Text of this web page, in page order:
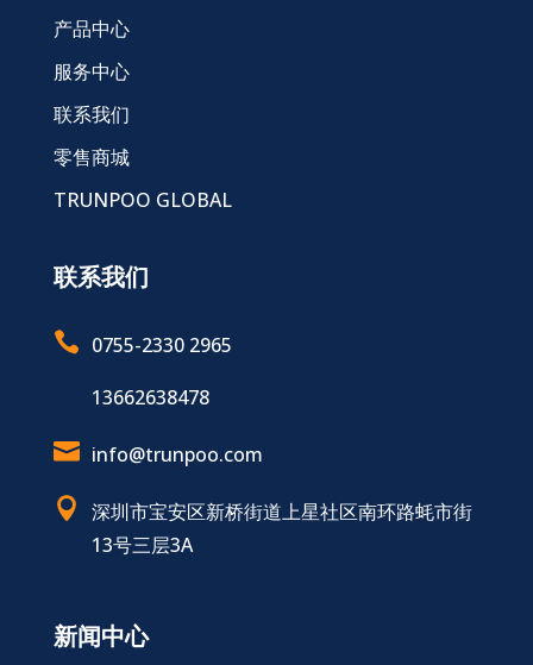
产品中心
服务中心
联系我们
零售商城
TRUNPOO GLOBAL
联系我们
 0755-2330 2965
13662638478
 info@trunpoo.com
 深圳市宝安区新桥街道上星社区南环路蚝市街
13号三层3A
新闻中心